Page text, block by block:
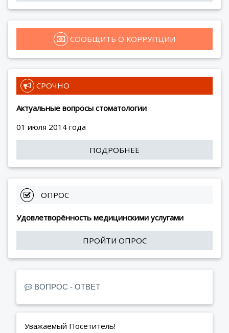
СООБЩИТЬ О КОРРУПЦИИ
СРОЧНО
Актуальные вопросы стоматологии
01 июля 2014 года
ПОДРОБНЕЕ
ОПРОС
Удовлетворённость медицинскими услугами
ПРОЙТИ ОПРОС
ВОПРОС - ОТВЕТ
Уважаемый Посетитель!